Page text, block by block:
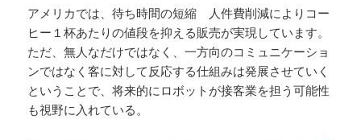
アメリカでは、待ち時間の短縮 人件費削減によりコー
ヒー１杯あたりの値段を抑える販売が実現しています。
ただ、無人なだけではなく、一方向のコミュニケーショ
ンではなく客に対して反応する仕組みは発展させていく
ということで、将来的にロボットが接客業を担う可能性
も視野に入れている。